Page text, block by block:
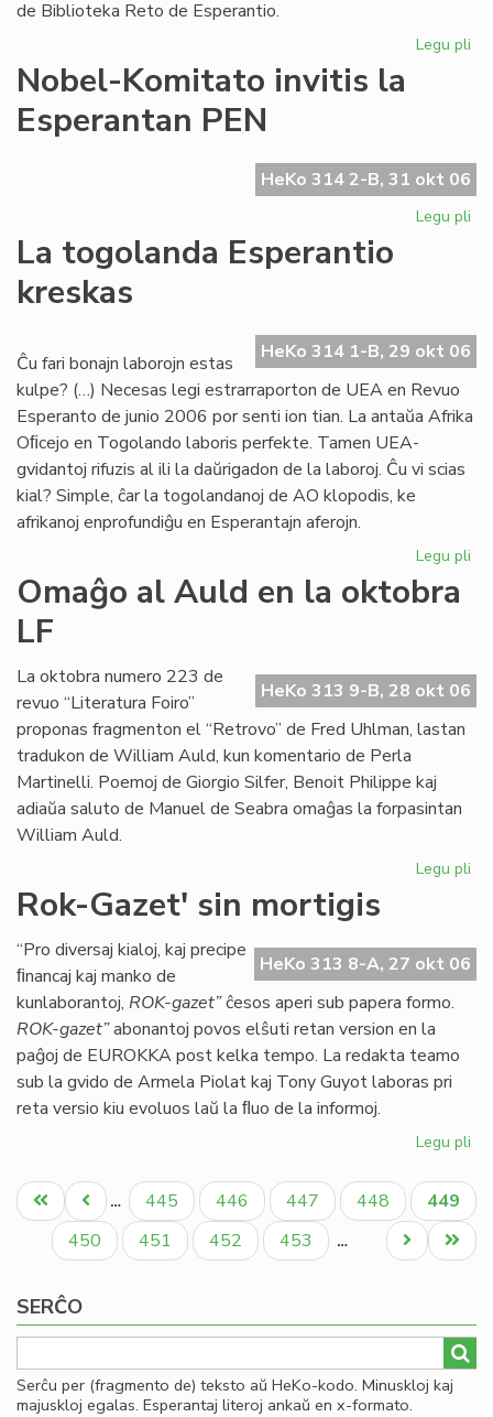
de Biblioteka Reto de Esperantio.
Legu pli
Nobel-Komitato invitis la
Esperantan PEN
HeKo 314 2-B, 31 okt 06
Legu pli
La togolanda Esperantio
kreskas
HeKo 314 1-B, 29 okt 06
Ĉu fari bonajn laborojn estas
kulpe? (…) Necesas legi estrarraporton de UEA en Revuo
Esperanto de junio 2006 por senti ion tian. La antaŭa Afrika
Oﬁcejo en Togolando laboris perfekte. Tamen UEA-
gvidantoj rifuzis al ili la daŭrigadon de la laboroj. Ĉu vi scias
kial? Simple, ĉar la togolandanoj de AO klopodis, ke
afrikanoj enprofundiĝu en Esperantajn aferojn.
Legu pli
Omaĝo al Auld en la oktobra
LF
HeKo 313 9-B, 28 okt 06
La oktobra numero 223 de
revuo “Literatura Foiro”
proponas fragmenton el “Retrovo” de Fred Uhlman, lastan
tradukon de William Auld, kun komentario de Perla
Martinelli. Poemoj de Giorgio Silfer, Benoit Philippe kaj
adiaŭa saluto de Manuel de Seabra omaĝas la forpasintan
William Auld.
Legu pli
la
Rok-Gazet' sin mortigis
HeKo 313 8-A, 27 okt 06
“Pro diversaj kialoj, kaj precipe
ﬁnancaj kaj manko de
kunlaborantoj, ROK-gazet”ĉesos aperi sub papera formo.
ROK-gazet”abonantoj povos elŝuti retan version en la
paĝoj de EUROKKA post kelka tempo. La redakta teamo
sub la gvido de Armela Piolat kaj Tony Guyot laboras pri
reta versio kiu evoluos laŭ la ﬂuo de la informoj.
Legu pli
sin
Pagination
Unua
paĝo
Antaŭa
paĝo
… Paĝo
445 Paĝo
446 Paĝo
447 Paĝo
448
Aktuala
paĝo
449
Paĝo
450 Paĝo
451 Paĝo
452 Paĝo
453 …
Last
page
Next
page
SERĈO
Serĉu per (fragmento de) teksto aŭ HeKo-kodo. Minuskloj kaj
majuskloj egalas. Esperantaj literoj ankaŭ en x-formato.